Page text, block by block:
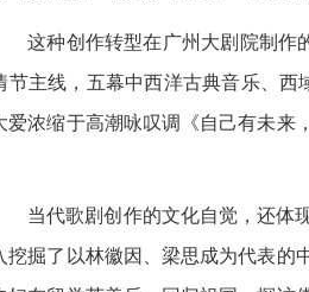
这种创作转型在广州大剧院制作的
节主线，五幕中西洋古典音乐、
爱浓缩于高潮咏叹调《自己有未来
当代歌剧创作的文化自觉，还体现
挖掘了以林徽因、梁思成为代表的